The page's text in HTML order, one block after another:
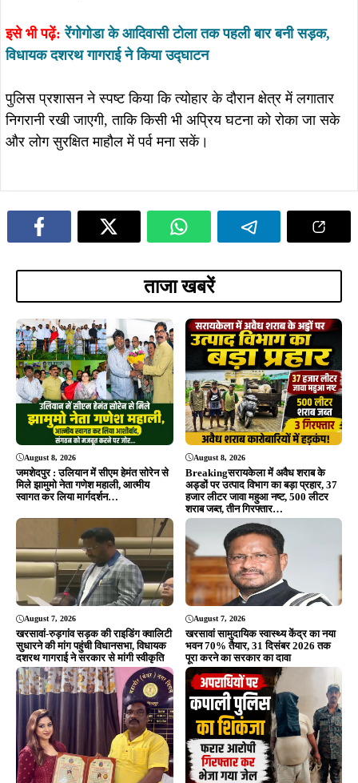
इसे भी पढ़ें:रेंगोगोडा के आदिवासी टोला तक पहली बार बनी सड़क,
विधायक दशरथ गागराई ने किया उद्घाटन
पुलिस प्रशासन ने स्पष्ट किया कि त्योहार के दौरान क्षेत्र में लगातार
निगरानी रखी जाएगी, ताकि किसी भी अप्रिय घटना को रोका जा सके
और लोग सुरक्षित माहौल में पर्व मना सकें।
ताजा खबरें
August 8, 2026
जमशेदपुर : उलियान में सीएम हेमंत सोरेन से
मिले झामुमो नेता गणेश महाली, आत्मीय
स्वागत कर लिया मार्गदर्शन…
August 8, 2026
Breakingसरायकेला में अवैध शराब के
अड्डों पर उत्पाद विभाग का बड़ा प्रहार, 37
हजार लीटर जावा महुआ नष्ट, 500 लीटर
शराब जब्त, तीन गिरफ्तार…
August 7, 2026
खरसावां-रुड़गांव सड़क की राइडिंग क्वालिटी
सुधारने की मांग पहुंची विधानसभा, विधायक
दशरथ गागराई ने सरकार से मांगी स्वीकृति
August 7, 2026
खरसावां सामुदायिक स्वास्थ्य केंद्र का नया
भवन 70% तैयार, 31 दिसंबर 2026 तक
पूरा करने का सरकार का दावा